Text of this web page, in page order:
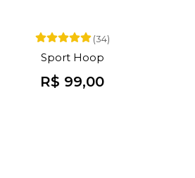
(34)
Sport Hoop
R$ 99,00